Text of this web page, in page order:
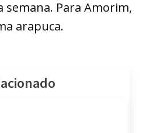
semana. Para Amorim,
arapuca.